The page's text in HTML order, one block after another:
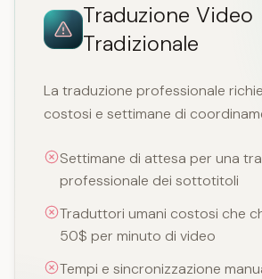
Traduzione Video
Tradizionale
La traduzione professionale
costosi e settimane di
Settimane di attesa per una
professionale dei sottotitoli
Traduttori umani costosi che
50$ per minuto di video
Tempi e sincronizzazione